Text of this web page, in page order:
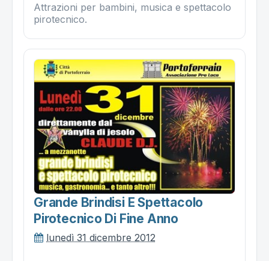
Attrazioni per bambini, musica e spettacolo
pirotecnico.
Grande Brindisi E Spettacolo
Pirotecnico Di Fine Anno
lunedì 31 dicembre 2012